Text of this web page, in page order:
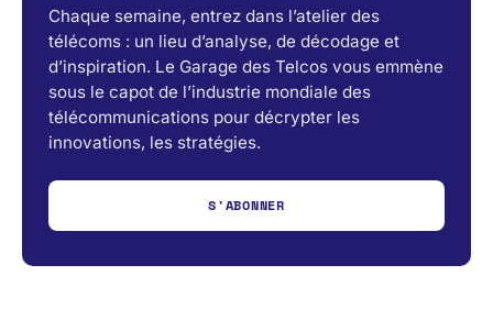
Chaque semaine, entrez dans l’atelier des
télécoms : un lieu d’analyse, de décodage et
d’inspiration. Le Garage des Telcos vous emmène
sous le capot de l’industrie mondiale des
télécommunications pour décrypter les
innovations, les stratégies.
S'ABONNER